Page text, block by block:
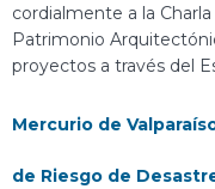
cordialmente a la
Patrimonio
proyectos a través del
Mercurio de
de Riesgo de